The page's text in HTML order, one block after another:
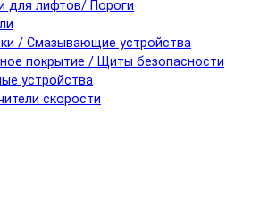
для лифтов/ Пороги
/ Смазывающие устройства
покрытие / Щиты безопасности
устройства
скорости